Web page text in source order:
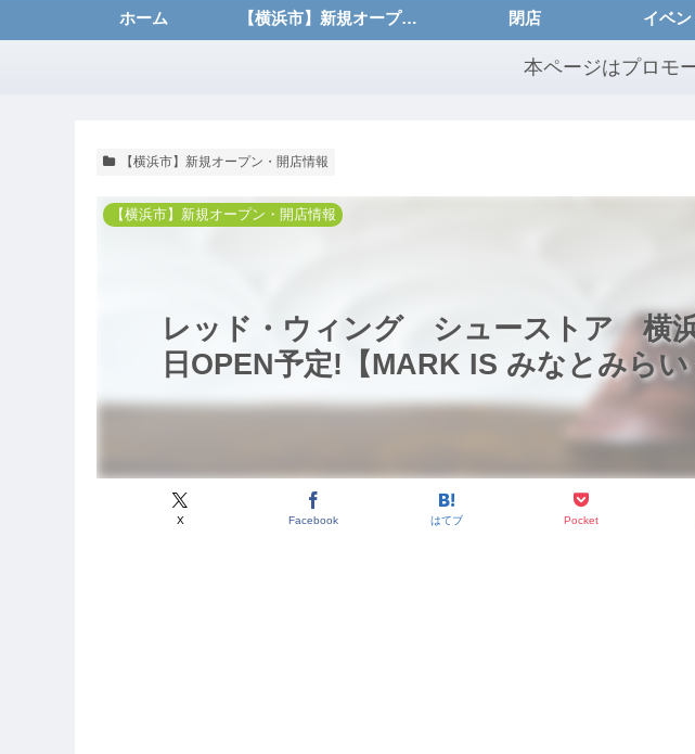
ホーム 【横浜市】新規オープン・開店情報 閉店 イベ
本ページはプロモ
【横浜市】新規オープン・開店情報
レッド・ウィング シューストア 横
日OPEN予定!【MARK IS みなとみらい
【横浜市】新規オープン・開店情報
X Facebook はてブ Pocket